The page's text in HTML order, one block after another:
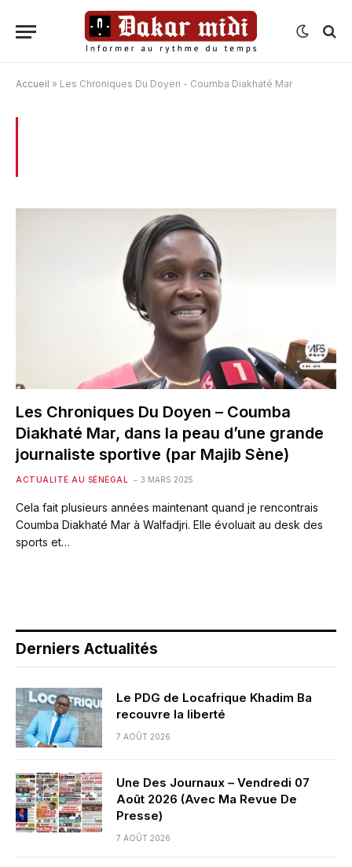
Accueil » Les Chroniques Du Doyen - Coumba Diakhaté Mar
Les Chroniques Du Doyen – Coumba
Diakhaté Mar, dans la peau d’une grande
journaliste sportive (par Majib Sène)
ACTUALITÉ AU SÉNÉGAL 3 MARS 2025
Cela fait plusieurs années maintenant quand je rencontrais
Coumba Diakhaté Mar à Walfadjri. Elle évoluait au desk des
sports et…
Derniers Actualités
Le PDG de Locafrique Khadim Ba
recouvre la liberté
7 AOÛT 2026
Une Des Journaux – Vendredi 07
Août 2026 (Avec Ma Revue De
Presse)
7 AOÛT 2026